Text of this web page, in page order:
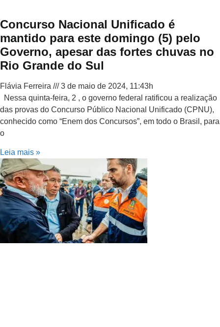
Concurso Nacional Unificado é
mantido para este domingo (5) pelo
Governo, apesar das fortes chuvas no
Rio Grande do Sul
Flávia Ferreira
3 de maio de 2024, 11:43h
Nessa quinta-feira, 2 , o governo federal ratificou a realização
das provas do Concurso Público Nacional Unificado (CPNU),
conhecido como “Enem dos Concursos”, em todo o Brasil, para
o
Leia mais »